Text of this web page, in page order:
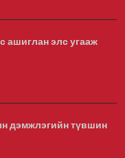
хүүхдүүд
20 орчим
ашиглан элс угааж
дэмжлэгийн түвшин